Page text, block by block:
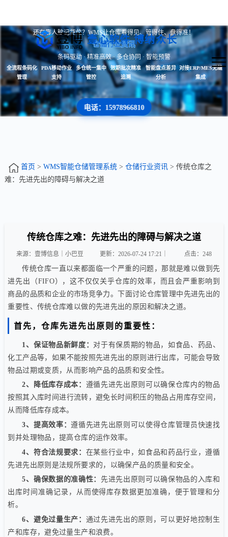
壹心软件 博纳众长
还在靠人脑记货位？WMS让仓库看得见、管得住、盘得准！
仓储行业资讯
条码驱动 · 精准高效 · 多仓协同 · 智能预警
全流程条码化
管理
PDA移动作业
支持
多仓统一集中
管控
效期批次精准
追溯
智能盘点差异
分析
对接ERP/MES无缝
集成
电话：15978966810
首页 > WMS智能仓储管理系统> 仓储行业资讯> 传统仓库之
难：先进先出的障碍与解决之道
传统仓库之难：先进先出的障碍与解决之道
来源：壹博信息｜小巴豆 更新：2026-07-24 17:21｜ 点击：248
传统仓库一直以来都面临一个严重的问题，那就是难以做到先
进先出（FIFO），这不仅仅关乎仓库的效率，而且会严重影响到
商品的品质和企业的市场竞争力。下面讨论仓库管理中先进先出的
重要性、传统仓库难以做的先进先出的原因和解决之道。
首先，仓库先进先出原则的重要性：
1、保证物品新鲜度： 对于有保质期的物品，如食品、药品、
化工产品等，如果不能按照先进先出的原则进行出库，可能会导致
物品过期或变质，从而影响产品的品质和安全性。
2、降低库存成本： 遵循先进先出原则可以确保仓库内的物品
按照其入库时间进行流转，避免长时间积压的物品占用库存空间，
从而降低库存成本。
3、提高效率：遵循先进先出原则可以使得仓库管理员快速找
到并处理物品，提高仓库的运作效率。
4、符合法规要求： 在某些行业中，如食品和药品行业，遵循
先进先出原则是法规所要求的，以确保产品的质量和安全。
5、确保数据的准确性： 先进先出原则可以确保物品的入库和
出库时间准确记录，从而使得库存数据更加准确，便于管理和分
析。
6、避免过量生产： 通过先进先出的原则，可以更好地控制生
产和库存，避免过量生产和浪费。